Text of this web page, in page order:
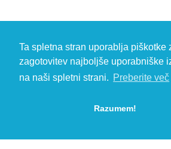
Ta spletna stran uporablja piškotke
zagotovitev najboljše uporabniške
na naši spletni strani. Preberite več
Razumem!
HEADQUARTERS: T: +386 (0)7 35 65 220, F: +386